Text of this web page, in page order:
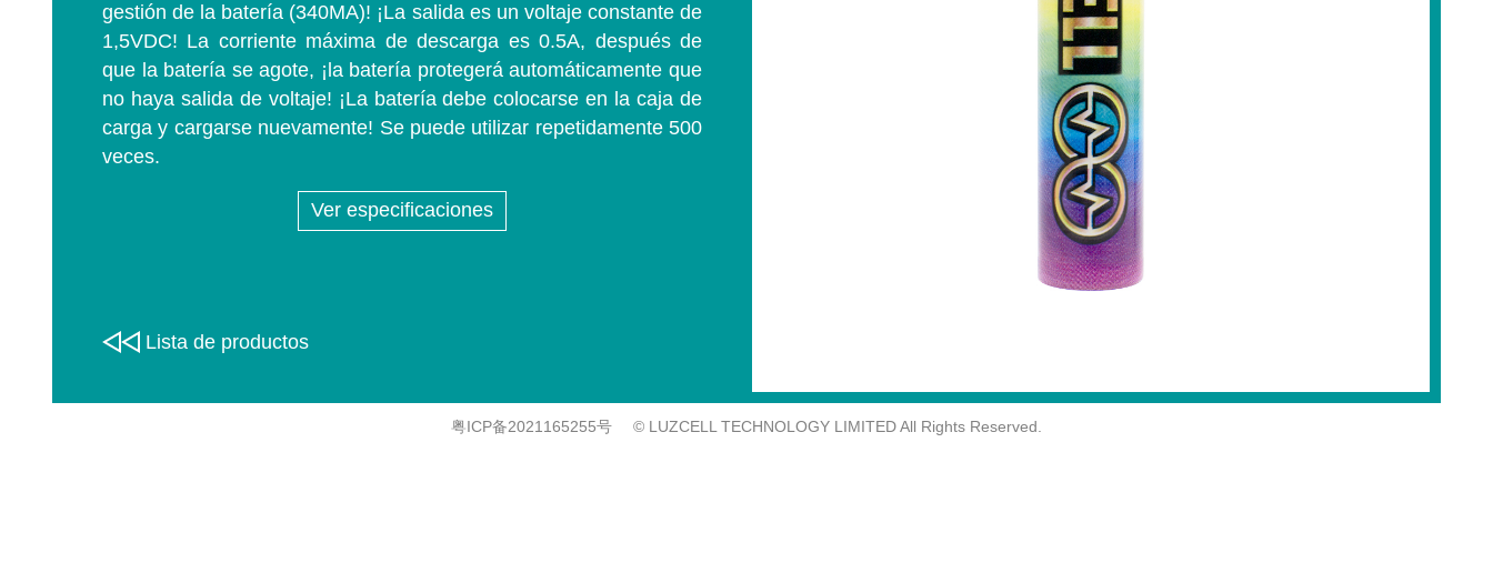
gestión de la batería (340MA)! ¡La salida es un voltaje constante de
1,5VDC! La corriente máxima de descarga es 0.5A, después de
que la batería se agote, ¡la batería protegerá automáticamente que
no haya salida de voltaje! ¡La batería debe colocarse en la caja de
carga y cargarse nuevamente! Se puede utilizar repetidamente 500
veces.
Ver especificaciones
Lista de productos
粤ICP备2021165255号 © LUZCELL TECHNOLOGY LIMITED All Rights Reserved.